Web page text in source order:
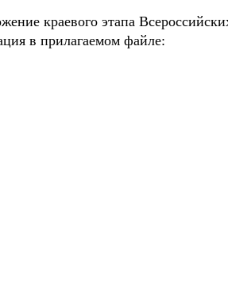
краевого этапа
в прилагаемом файле: